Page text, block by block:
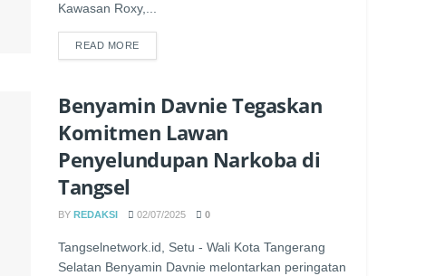
Kawasan Roxy,...
READ MORE
Benyamin Davnie Tegaskan
Komitmen Lawan
Penyelundupan Narkoba di
Tangsel
BY REDAKSI 02/07/2025 0
Tangselnetwork.id, Setu - Wali Kota Tangerang
Selatan Benyamin Davnie melontarkan peringatan